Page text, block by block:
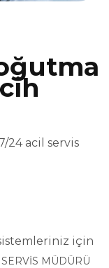
24 acil servis
için
MÜDÜRÜ